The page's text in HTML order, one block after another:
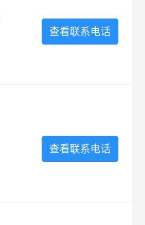
查看联系电话
查看联系电话